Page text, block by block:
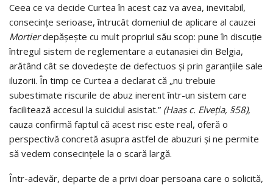
Ceea ce va decide Curtea în acest caz va avea, inevitabil,
consecințe serioase, întrucât domeniul de aplicare al cauzei
Mortierdepășește cu mult propriul său scop: pune în discuție
întregul sistem de reglementare a eutanasiei din Belgia,
arătând cât se dovedește de defectuos și prin garanțiile sale
iluzorii. În timp ce Curtea a declarat că „nu trebuie
subestimate riscurile de abuz inerent într-un sistem care
facilitează accesul la suicidul asistat.” (Haas c. Elveția, §58),
cauza confirmă faptul că acest risc este real, oferă o
perspectivă concretă asupra astfel de abuzuri și ne permite
să vedem consecințele la o scară largă.
Într-adevăr, departe de a privi doar persoana care o solicită,